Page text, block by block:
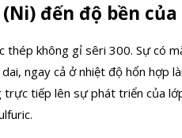
đến độ bền
thép không gỉ sêri 300. Sự có
ngay cả ở nhiệt độ hổn hợp
tiếp lên sự phát triển của